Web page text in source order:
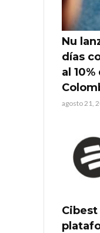
Nu
días
al
agosto 21,
Cibest